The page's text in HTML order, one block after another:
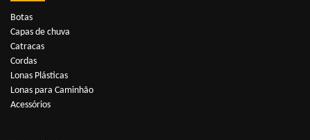
Botas
Capas de chuva
Catracas
Cordas
Lonas Plásticas
Lonas para Caminhão
Acessórios